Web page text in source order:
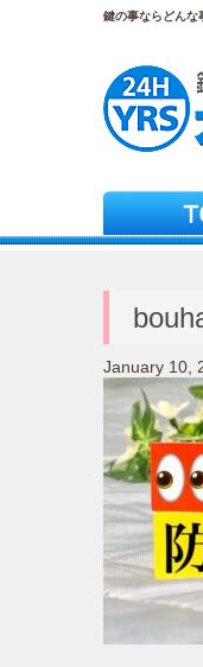
鍵の事ならどん
January 10,